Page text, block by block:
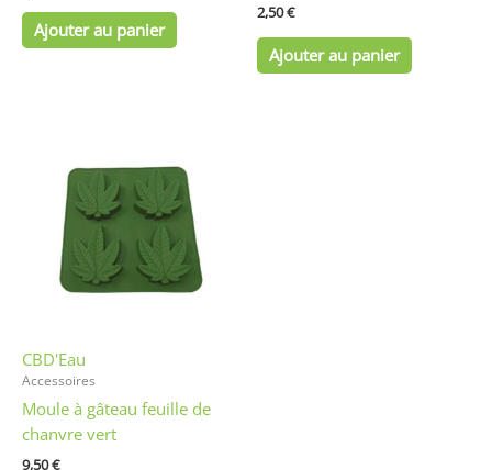
Ajouter au panier
2,50€
Ajouter au panier
CBD'Eau
Accessoires
Moule à gâteau feuille de
chanvre vert
9,50€